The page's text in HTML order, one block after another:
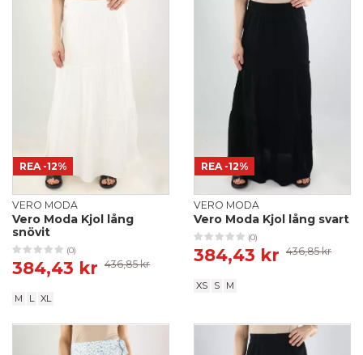
REA -12%
VERO MODA
Vero Moda Kjol lång
snövit
(0)
384,43 kr 436,85 kr
M L XL
REA -12%
VERO MODA
Vero Moda Kjol lång svart
(0)
384,43 kr 436,85 kr
XS S M